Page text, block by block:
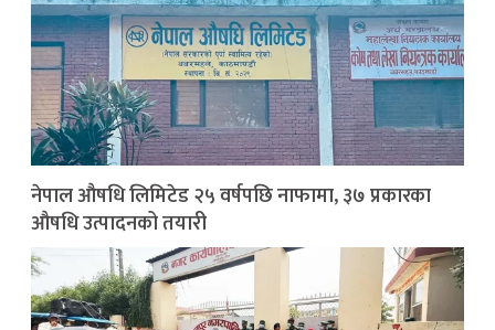
नेपाल औषधि लिमिटेड २५ वर्षपछि नाफामा, ३७ प्रकारका
औषधि उत्पादनको तयारी